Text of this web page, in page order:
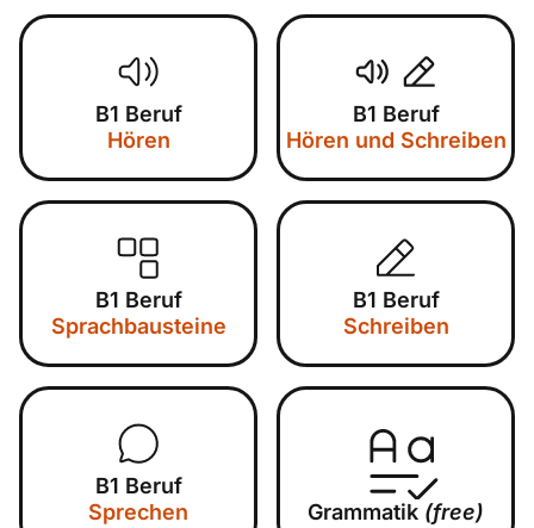
B1 Beruf
Hören
B1 Beruf
Hören und Schreiben
B1 Beruf
Sprachbausteine
B1 Beruf
Schreiben
B1 Beruf
Sprechen
Grammatik (free)